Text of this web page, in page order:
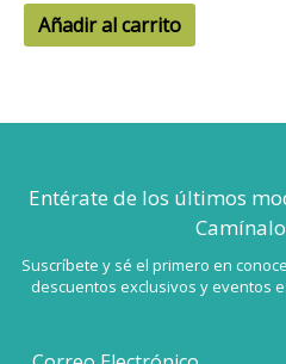
Añadir al carrito
Entérate de los últimos
Suscríbete y sé el primero en
descuentos exclusivos y eventos